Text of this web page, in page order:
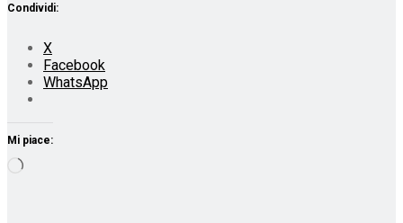
Condividi:
X
Facebook
WhatsApp
Mi piace:
Caricamento